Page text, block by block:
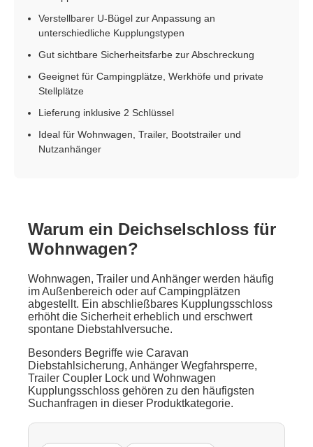
Verstellbarer U-Bügel zur Anpassung an
unterschiedliche Kupplungstypen
Gut sichtbare Sicherheitsfarbe zur Abschreckung
Geeignet für Campingplätze, Werkhöfe und private
Stellplätze
Lieferung inklusive 2 Schlüssel
Ideal für Wohnwagen, Trailer, Bootstrailer und
Nutzanhänger
Warum ein Deichselschloss für
Wohnwagen?
Wohnwagen, Trailer und Anhänger werden häufig
im Außenbereich oder auf Campingplätzen
abgestellt. Ein abschließbares Kupplungsschloss
erhöht die Sicherheit erheblich und erschwert
spontane Diebstahlversuche.
Besonders Begriffe wie Caravan
Diebstahlsicherung, Anhänger Wegfahrsperre,
Trailer Coupler Lock und Wohnwagen
Kupplungsschloss gehören zu den häufigsten
Suchanfragen in dieser Produktkategorie.